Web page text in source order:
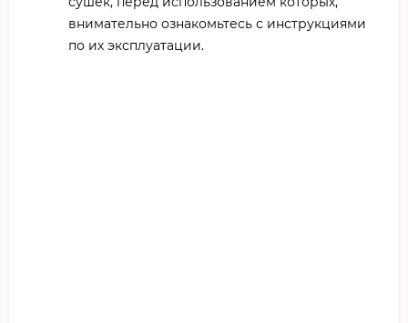
внимательно ознакомьтесь с инструкциями
по их эксплуатации.